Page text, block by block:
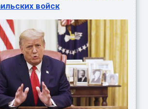
войск